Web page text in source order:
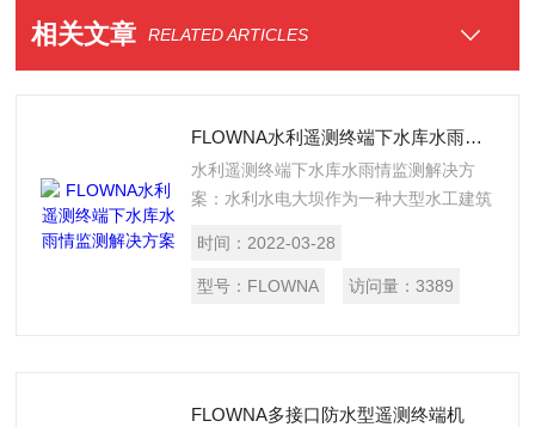
相关文章 RELATED ARTICLES
FLOWNA水利遥测终端下水库水雨情监测解决方案
水利遥测终端下水库水雨情监测解决方
案：水利水电大坝作为一种大型水工建筑
的，同时由于其结构、运行环境等因素的
复杂性，加上设计、施工、运维的不确定
时间： 2022-03-28
型号： FLOWNA 访问量： 3389
FLOWNA多接口防水型遥测终端机